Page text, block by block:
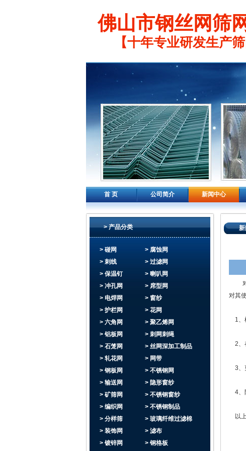
佛山市钢丝网筛
【十年专业研发生产
首 页 公司简介 新闻中心
> 产品分类
> 碰网
> 刺线
> 保温钉
> 冲孔网
> 电焊网
> 护栏网
> 六角网
> 铝板网
> 石笼网
> 轧花网
> 钢板网
> 输送网
> 矿筛网
> 编织网
> 分样筛
> 装饰网
> 镀锌网
> 腐蚀网
> 过滤网
> 喇叭网
> 席型网
> 窗纱
> 花网
> 聚乙烯网
> 刺网刺绳
> 丝网深加工制品
> 网带
> 不锈钢网
> 隐形窗纱
> 不锈钢窗纱
> 不锈钢制品
> 玻璃纤维过滤棉
> 滤布
> 钢格板
新
对于
对其
1、
2、
3、
4、
以上